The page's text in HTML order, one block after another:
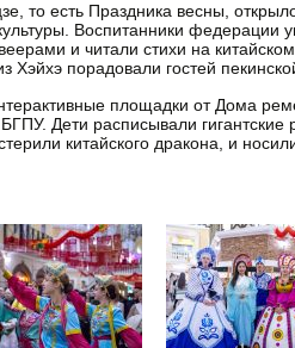
то есть Праздника весны,
Воспитанники
веерами и читали стихи на
Хэйхэ порадовали гостей
площадки от Дома
Дети расписывали гигантские
китайского дракона, и